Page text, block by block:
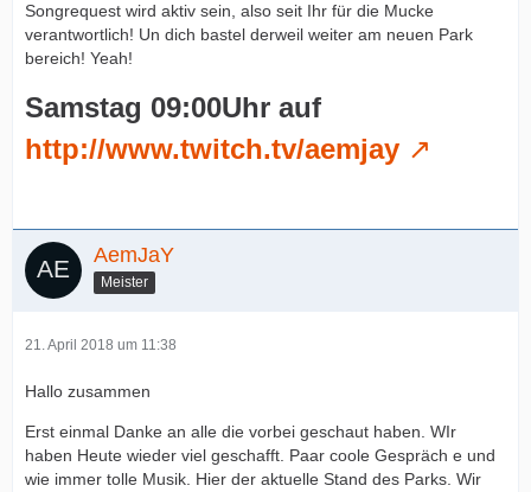
Songrequest wird aktiv sein, also seit Ihr für die Mucke
verantwortlich! Un dich bastel derweil weiter am neuen Park
bereich! Yeah!
Samstag 09:00Uhr auf
http://www.twitch.tv/aemjay
AemJaY
Meister
21. April 2018 um 11:38
Hallo zusammen
Erst einmal Danke an alle die vorbei geschaut haben. WIr
haben Heute wieder viel geschafft. Paar coole Gespräch e und
wie immer tolle Musik. Hier der aktuelle Stand des Parks. Wir